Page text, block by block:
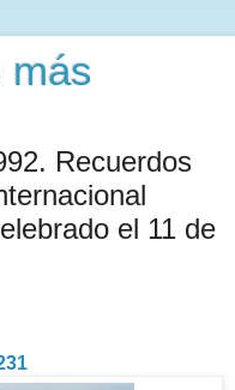
más
Recuerdos
el 11 de